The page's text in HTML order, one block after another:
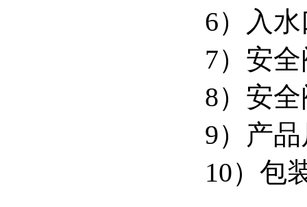
6）入
7）安
8）安
9）产
10）包